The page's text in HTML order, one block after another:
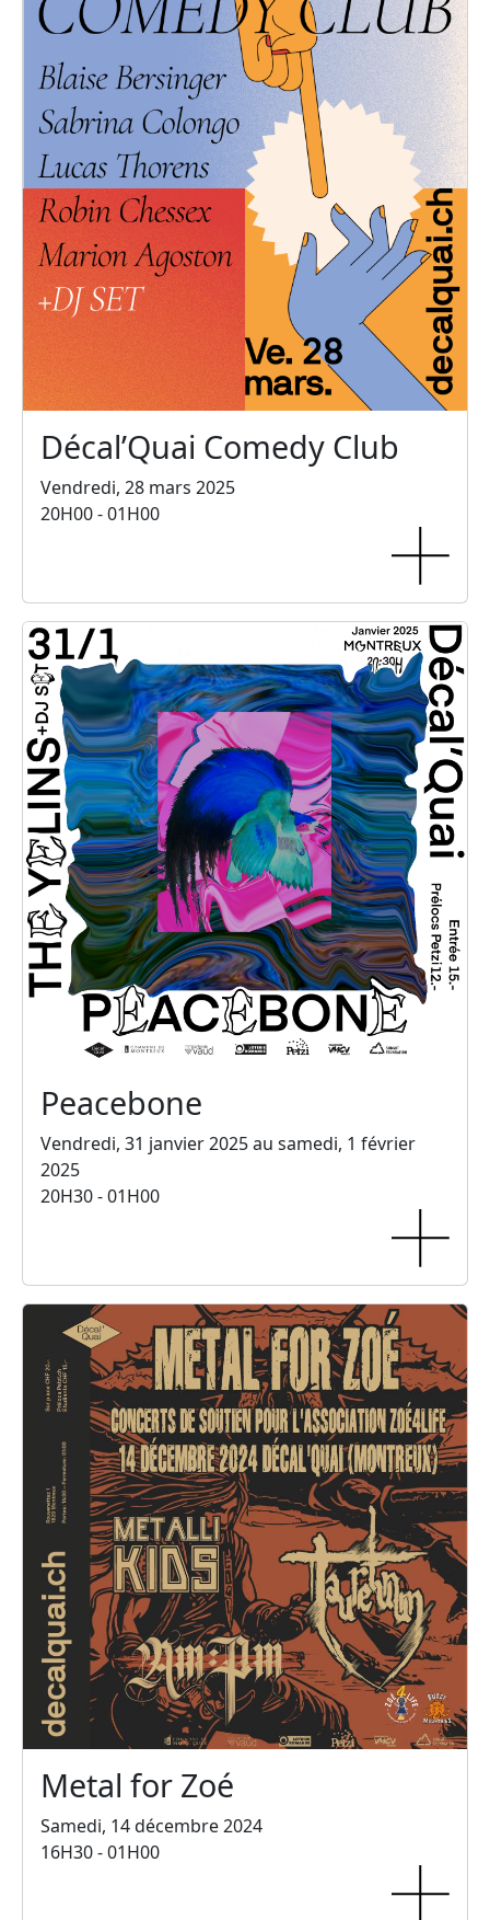
Décal’Quai Comedy Club
Vendredi, 28 mars 2025
20H00 - 01H00
Peacebone
Vendredi, 31 janvier 2025 au samedi, 1 février
2025
20H30 - 01H00
Metal for Zoé
Samedi, 14 décembre 2024
16H30 - 01H00